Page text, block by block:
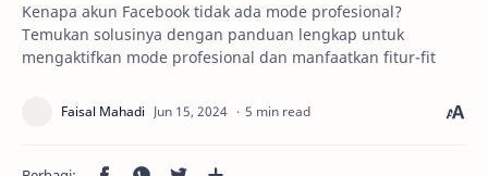
Kenapa akun Facebook tidak ada mode profesional?
Temukan solusinya dengan panduan lengkap untuk
mengaktifkan mode profesional dan manfaatkan fitur-fit
5 min read